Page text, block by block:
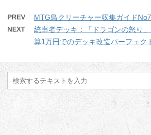
PREV MTG鳥クリーチャー収集ガイドNo7
NEXT
統率者デッキ：「ドラゴンの怒り
算1万円でのデッキ改造パーフェク